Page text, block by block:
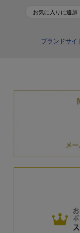
お気に入りに追加
ブランドサイ